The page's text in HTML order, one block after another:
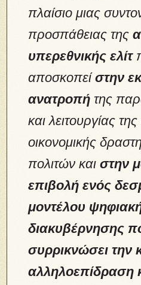
πλαίσιο μιας
προσπάθειας της
υπερεθνικής ελίτ
αποσκοπείστην
ανατροπή της
και λειτουργίας
οικονομικής
πολιτών καιστην
επιβολή ενός
μοντέλου
διακυβέρνησης
συρρικνώσει την
αλληλοεπίδραση